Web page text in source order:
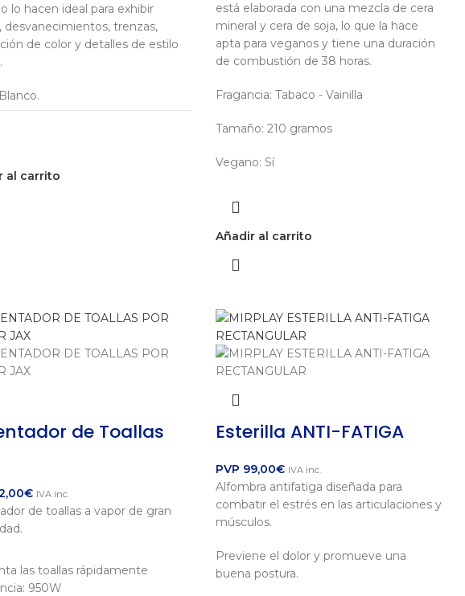
lo hacen ideal para exhibir
desvanecimientos, trenzas,
de color y detalles de estilo
al carrito
está elaborada con una mezcla de cera
mineral y cera de soja, lo que la hace
apta para veganos y tiene una duración
de combustión de 38 horas.
Fragancia: Tabaco - Vainilla
Tamaño: 210 gramos
Vegano: Sí
Añadir al carrito
de Toallas
€ IVA inc.
de toallas a vapor de gran
las toallas rápidamente
950W
Esterilla ANTI-FATIGA
PVP 99,00€ IVA inc.
Alfombra antifatiga diseñada para
combatir el estrés en las articulaciones y
músculos.
Previene el dolor y promueve una
buena postura.